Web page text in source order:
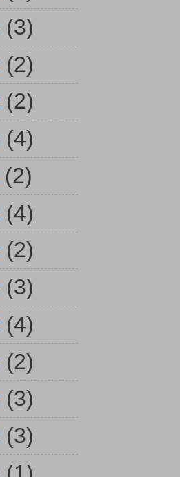
(3)
(2)
(2)
(4)
(2)
(4)
(2)
(3)
(4)
(2)
(3)
(3)